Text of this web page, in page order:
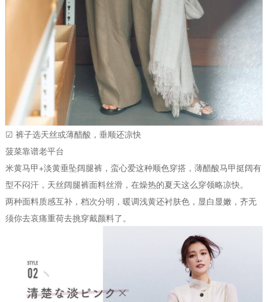
☑ 裤子选天丝或薄醋酸，垂顺还凉快
菠菜靠谱老平台
米黄马甲+淡黄垂坠阔腿裤，蛮心爱这种顺色穿搭，薄醋酸马甲挺阔有
型不闷汗，天丝阔腿裤面料丝滑，在燥热的夏天这么穿领略凉快。
两种面料质感互补，档次分明，暖调浅黄还衬肤色，显白显嫩，齐无
须你去哀痛重荷去挑穿戴颜料了。